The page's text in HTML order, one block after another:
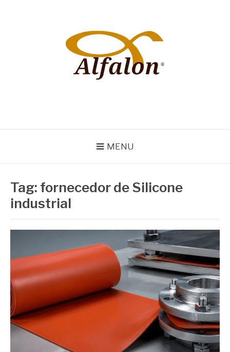
MENU
Tag: fornecedor de Silicone
industrial